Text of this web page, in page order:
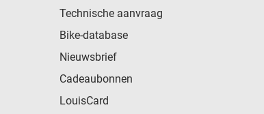
Technische aanvraag
Bike-database
Nieuwsbrief
Cadeaubonnen
LouisCard